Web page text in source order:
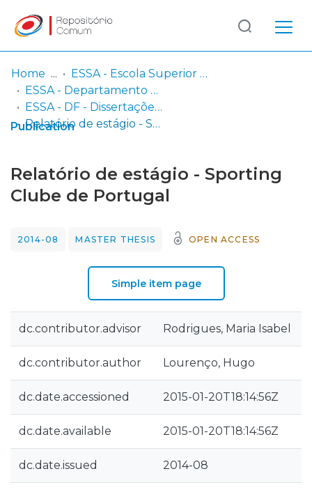
Communities
& Collections
Log
In
(current)
Home
ESSA - Escola Superior de Saúde do Alcoitão
ESSA - Departamento de Fisioterapia
ESSA - DF - Dissertações (orientações em curso e trabalhos concluídos)
Relatório de estágio - Sporting Clube de Portugal
Publication
Relatório de estágio - Sporting
Clube de Portugal
2014-08 MASTER THESIS OPEN ACCESS
Simple item page
dc.contributor.advisor Rodrigues, Maria Isabel
dc.contributor.author Lourenço, Hugo
dc.date.accessioned 2015-01-20T18:14:56Z
dc.date.available 2015-01-20T18:14:56Z
dc.date.issued 2014-08